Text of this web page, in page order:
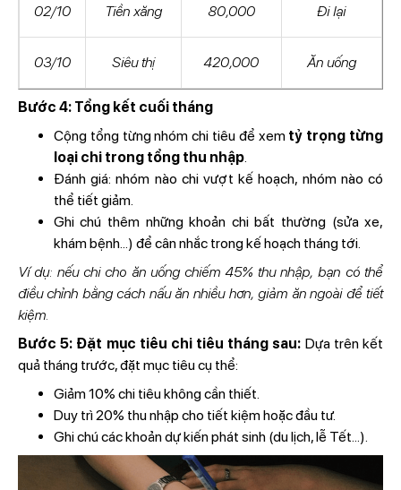
02/10 Tiền xăng 80,000 Đi lại
03/10 Siêu thị 420,000 Ăn uống
Bước 4: Tổng kết cuối tháng
Cộng tổng từng nhóm chi tiêu để xem tỷ trọng từng
loại chi trong tổng thu nhập.
Đánh giá: nhóm nào chi vượt kế hoạch, nhóm nào có
thể tiết giảm.
Ghi chú thêm những khoản chi bất thường (sửa xe,
khám bệnh...) để cân nhắc trong kế hoạch tháng tới.
Ví dụ: nếu chi cho ăn uống chiếm 45% thu nhập, bạn có thể
điều chỉnh bằng cách nấu ăn nhiều hơn, giảm ăn ngoài để tiết
kiệm.
Bước 5: Đặt mục tiêu chi tiêu tháng sau: Dựa trên kết
quả tháng trước, đặt mục tiêu cụ thể:
Giảm 10% chi tiêu không cần thiết.
Duy trì 20% thu nhập cho tiết kiệm hoặc đầu tư.
Ghi chú các khoản dự kiến phát sinh (du lịch, lễ Tết...).